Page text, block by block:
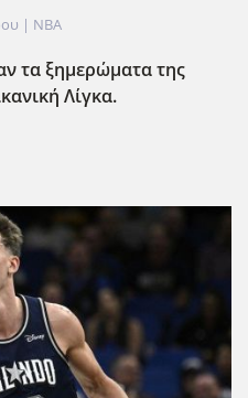
| NBA
τα ξημερώματα της
Λίγκα.